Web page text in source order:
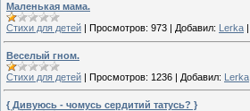
Маленькая мама.
Стихи для детей
Просмотров: 973 Добавил: Lerka
Веселый гном.
Стихи для детей | Просмотров: 1236 | Добавил: Lerka
{ Дивуюсь - чомусь cердитий татусь? }